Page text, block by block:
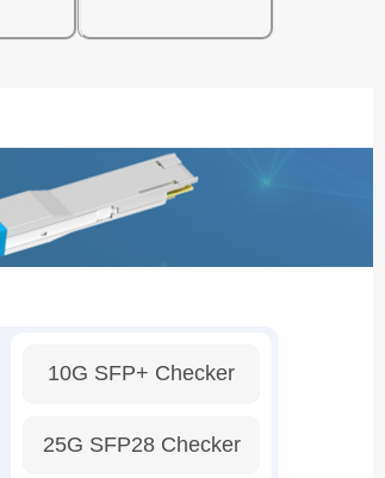
10G SFP+ Checker
25G SFP28 Checker